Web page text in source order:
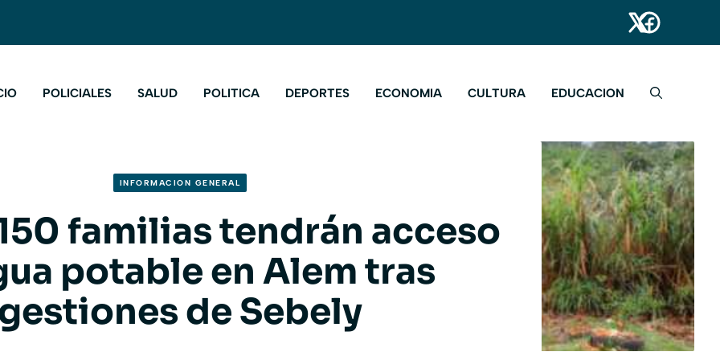
POLICIALES SALUD POLITICA DEPORTES ECONOMIA CULTURA EDUCACION
INFORMACION GENERAL
familias tendrán acceso
potable en Alem tras
de Sebely